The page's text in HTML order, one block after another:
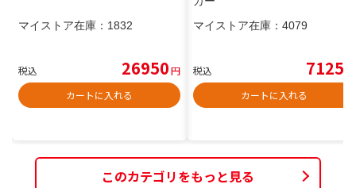
マイストア在庫： 1832
税込 26950円
カートに入れる
マイストア在庫： 4079
税込 7125
カートに入れる
このカテゴリをもっと見る